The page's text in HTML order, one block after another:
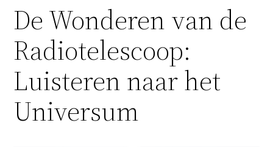
De Wonderen van de
Radiotelescoop:
Luisteren naar het
Universum